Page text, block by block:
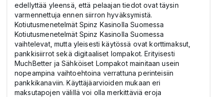
edellyttää yleensä, että pelaajan tiedot ovat täysin
varmennettuja ennen siirron hyväksymistä.
Kotiutusmenetelmät Spinz Kasinolla Suomessa
Kotiutusmenetelmät Spinz Kasinolla Suomessa
vaihtelevat, mutta yleisesti käytössä ovat korttimaksut,
pankkisiirrot sekä digitaaliset lompakot. Erityisesti
MuchBetter ja Sähköiset Lompakot mainitaan usein
nopeampina vaihtoehtoina verrattuna perinteisiin
pankkikanaviin. Käyttäjäarvioiden mukaan eri
maksutapojen välillä voi olla merkittäviä eroja